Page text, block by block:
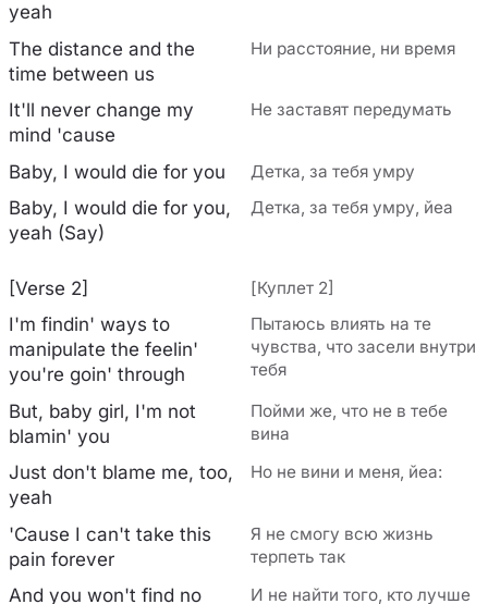
yeah
The distance and the
time between us
Ни расстояние, ни время
It'll never change my
mind 'cause
Не заставят передумать
Baby, I would die for you Детка, за тебя умру
Baby, I would die for you,
yeah (Say)
Детка, за тебя умру, йеа
[Verse 2] [Куплет 2]
I'm findin' ways to
manipulate the feelin'
you're goin' through
Пытаюсь влиять на те
чувства, что засели внутри
тебя
But, baby girl, I'm not
blamin' you
Пойми же, что не в тебе
вина
Just don't blame me, too,
yeah
Но не вини и меня, йеа:
'Cause I can't take this
pain forever
Я не смогу всю жизнь
терпеть так
And you won't find no И не найти того, кто лучше